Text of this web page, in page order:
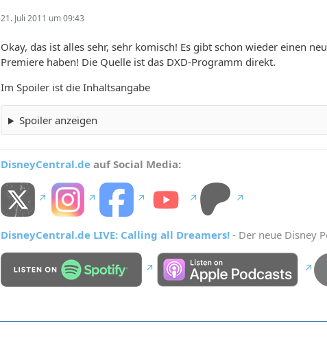
21. Juli 2011 um 09:43
Okay, das ist alles sehr, sehr komisch! Es gibt schon wieder einen
Premiere haben! Die Quelle ist das DXD-Programm direkt.
Im Spoiler ist die Inhaltsangabe
Spoiler anzeigen
DisneyCentral.de auf Social Media:
DisneyCentral.de LIVE: Calling all Dreamers! - Der neue Disney